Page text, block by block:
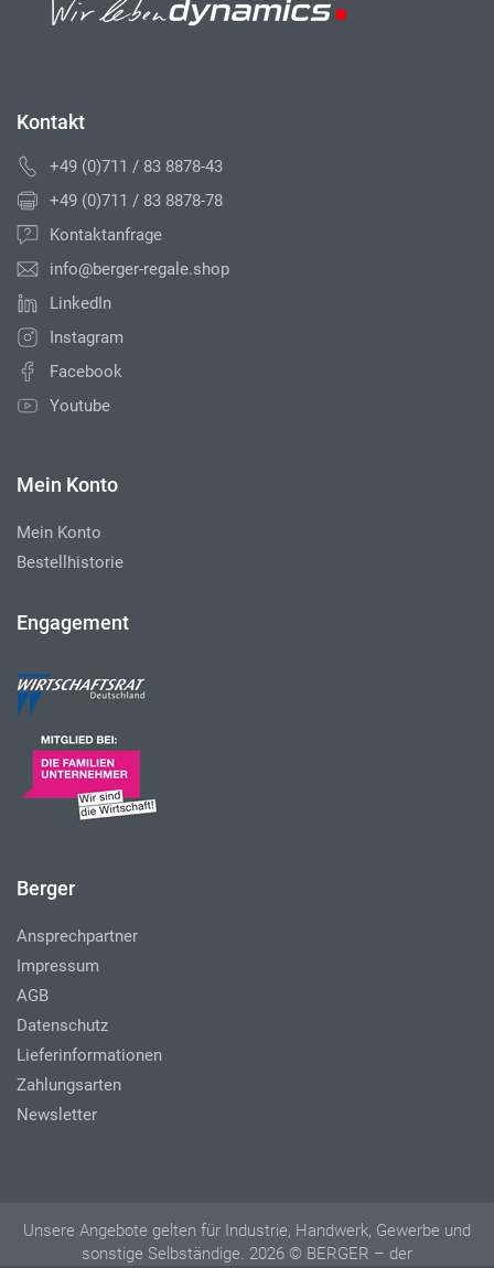
Kontakt
+49 (0)711 / 83 8878-43
+49 (0)711 / 83 8878-78
Kontaktanfrage
info@berger-regale.shop
LinkedIn
Instagram
Facebook
Youtube
Mein Konto
Mein Konto
Bestellhistorie
Engagement
Berger
Ansprechpartner
Impressum
AGB
Datenschutz
Lieferinformationen
Zahlungsarten
Newsletter
Unsere Angebote gelten für Industrie, Handwerk, Gewerbe und
sonstige Selbständige. 2026 © BERGER – der